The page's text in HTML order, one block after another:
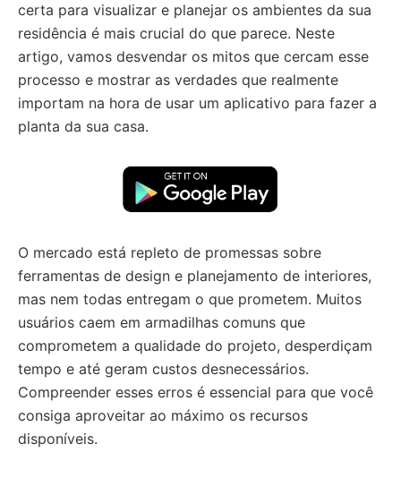
certa para visualizar e planejar os ambientes da sua
residência é mais crucial do que parece. Neste
artigo, vamos desvendar os mitos que cercam esse
processo e mostrar as verdades que realmente
importam na hora de usar um aplicativo para fazer a
planta da sua casa.
O mercado está repleto de promessas sobre
ferramentas de design e planejamento de interiores,
mas nem todas entregam o que prometem. Muitos
usuários caem em armadilhas comuns que
comprometem a qualidade do projeto, desperdiçam
tempo e até geram custos desnecessários.
Compreender esses erros é essencial para que você
consiga aproveitar ao máximo os recursos
disponíveis.